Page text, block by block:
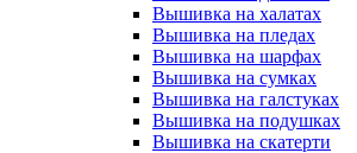
Вышивка на халатах
Вышивка на пледах
Вышивка на шарфах
Вышивка на сумках
Вышивка на галстуках
Вышивка на подушках
Вышивка на скатерти